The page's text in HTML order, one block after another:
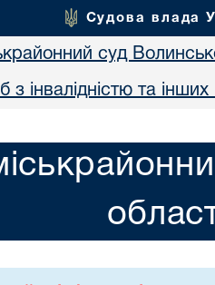
Судова влада
суд
з інвалідністю та